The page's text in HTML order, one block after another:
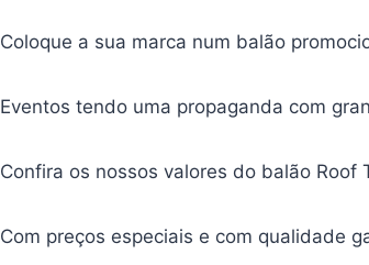
Coloque a sua marca num balão
Eventos tendo uma propaganda com
Confira os nossos valores do balão
Com preços especiais e com qualidade